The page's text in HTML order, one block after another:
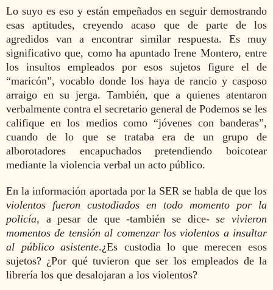
Lo suyo es eso y están empeñados en seguir demostrando
esas aptitudes, creyendo acaso que de parte de los
agredidos van a encontrar similar respuesta. Es muy
significativo que, como ha apuntado Irene Montero, entre
los insultos empleados por esos sujetos figure el de
“maricón”, vocablo donde los haya de rancio y casposo
arraigo en su jerga. También, que a quienes atentaron
verbalmente contra el secretario general de Podemos se les
califique en los medios como “jóvenes con banderas”,
cuando de lo que se trataba era de un grupo de
alborotadores encapuchados pretendiendo boicotear
mediante la violencia verbal un acto público.
En la información aportada por la SER se habla de que los
violentos fueron custodiados en todo momento por la
policía, a pesar de que -también se dice-se vivieron
momentos de tensión al comenzar los violentos a insultar
al público asistente.¿Es custodia lo que merecen esos
sujetos? ¿Por qué tuvieron que ser los empleados de la
librería los que desalojaran a los violentos?